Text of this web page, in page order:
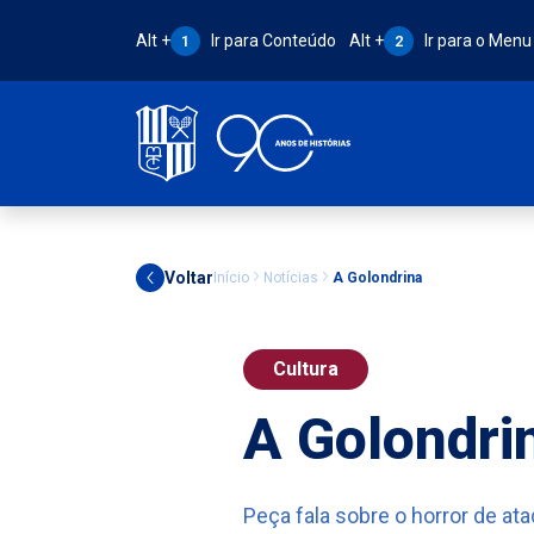
Atalho Alt + 1:
Alt + 1 Ir para Conteúdo Atalho Alt + 2:
Alt + 2 Ir para o Menu
Voltar Início Notícias A Golondrina
Cultura
A
Peça fala sobre o horror de